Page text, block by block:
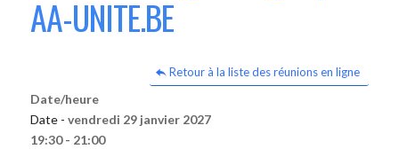
AA-UNITE.BE
Retour à la liste des réunions en ligne
Date/heure
Date - vendredi 29 janvier 2027
19:30 - 21:00